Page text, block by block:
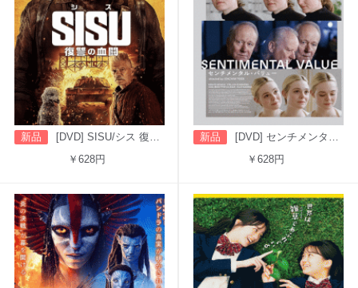
新品
[DVD] SISU/シス 復讐の血闘（字幕版）
￥628円
新品
[DVD] センチメンタル・バリュー
￥628円